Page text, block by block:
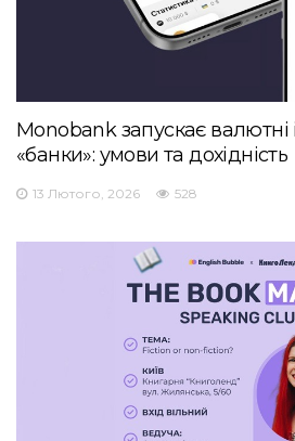
Monobank запускає валютні
«банки»: умови та дохідність
13 Лютого, 2026 528